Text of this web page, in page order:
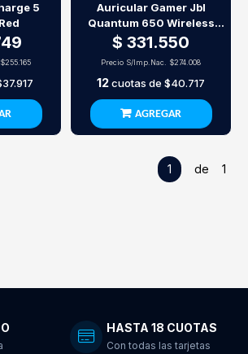
5
$255.165
Auricular Gamer Jbl
Quantum 650 Wireless
White
$ 331.550
Precio S/Imp.Nac. $274.008
12cuotas de $40.717
AGREGAR
1 de 1
HASTA 18 CUOTAS
Con todas las tarjetas